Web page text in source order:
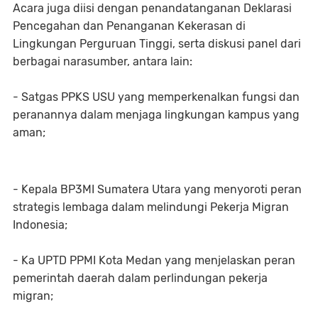
Acara juga diisi dengan penandatanganan Deklarasi
Pencegahan dan Penanganan Kekerasan di
Lingkungan Perguruan Tinggi, serta diskusi panel dari
berbagai narasumber, antara lain:
- Satgas PPKS USU yang memperkenalkan fungsi dan
peranannya dalam menjaga lingkungan kampus yang
aman;
- Kepala BP3MI Sumatera Utara yang menyoroti peran
strategis lembaga dalam melindungi Pekerja Migran
Indonesia;
- Ka UPTD PPMI Kota Medan yang menjelaskan peran
pemerintah daerah dalam perlindungan pekerja
migran;